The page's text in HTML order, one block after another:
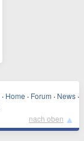
· Home · Forum · News ·
nach oben ▲